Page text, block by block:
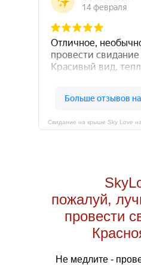
пожалуй,
провести
Не медлите -